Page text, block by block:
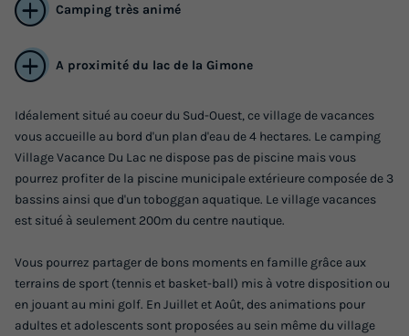
Camping très animé
A proximité du lac de la Gimone
Idéalement situé au coeur du Sud-Ouest, ce village de vacances
vous accueille au bord d'un plan d'eau de 4 hectares. Le camping
Village Vacance Du Lac ne dispose pas de piscine mais vous
pourrez profiter de la piscine municipale extérieure composée de 3
bassins ainsi que d'un toboggan aquatique. Le village vacances
est situé à seulement 200m du centre nautique.
Vous pourrez partager de bons moments en famille grâce aux
terrains de sport (tennis et basket-ball) mis à votre disposition ou
en jouant au mini golf. En Juillet et Août, des animations pour
adultes et adolescents sont proposées au sein même du village